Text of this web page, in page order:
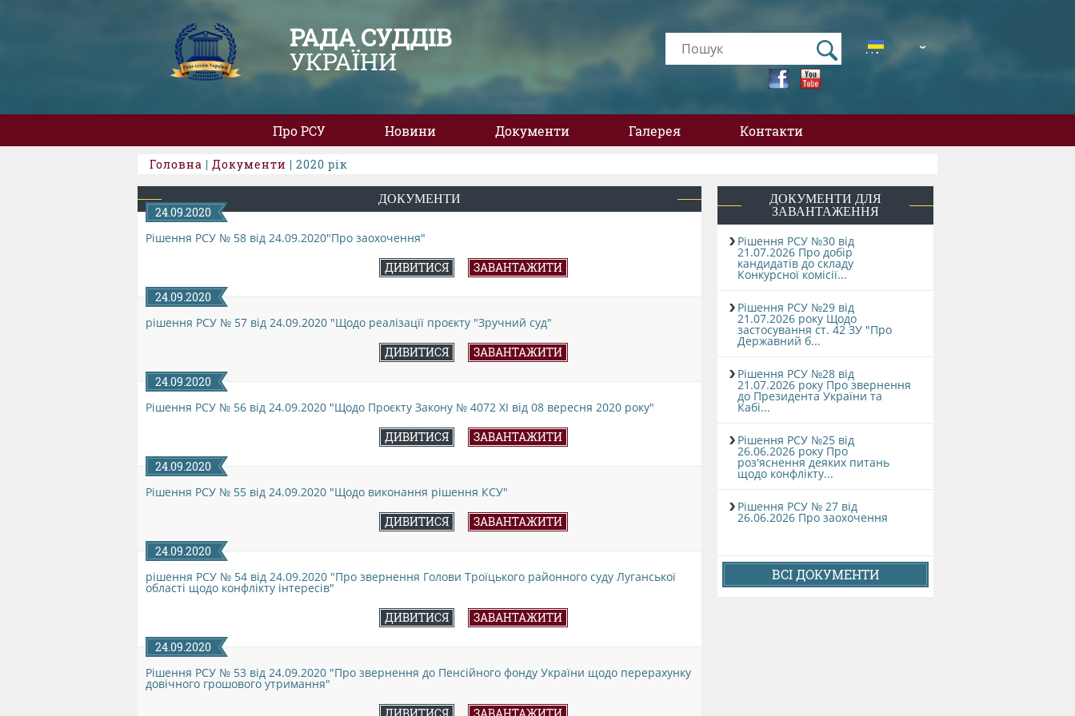
РАДА СУДДІВ
УКРАЇНИ
UA
Про РСУ Новини Документи Галерея Контакти
Головна | Документи | 2020 рік
ДОКУМЕНТИ
24.09.2020
Рішення РСУ № 58 від 24.09.2020"Про заохочення"
ДИВИТИСЯ
ЗАВАНТАЖИТИ
24.09.2020
рішення РСУ № 57 від 24.09.2020 "Щодо реалізацїї проєкту "Зручний суд"
ДИВИТИСЯ
ЗАВАНТАЖИТИ
24.09.2020
Рішення РСУ № 56 від 24.09.2020 "Щодо Проєкту Закону № 4072 ХІ від 08 вересня 2020 року"
ДИВИТИСЯ
ЗАВАНТАЖИТИ
24.09.2020
Рішення РСУ № 55 від 24.09.2020 "Щодо виконання рішення КСУ"
ДИВИТИСЯ
ЗАВАНТАЖИТИ
24.09.2020
рішення РСУ № 54 від 24.09.2020 "Про звернення Голови Троїцького районного суду Луганської
області щодо конфлікту інтересів"
ДИВИТИСЯ
ЗАВАНТАЖИТИ
24.09.2020
Рішення РСУ № 53 від 24.09.2020 "Про звернення до Пенсійного фонду України щодо перерахунку
довічного грошового утримання"
ДОКУМЕНТИ ДЛЯ
ЗАВАНТАЖЕННЯ
Рішення РСУ №30 від
21.07.2026 Про добір
кандидатів до складу
Конкурсної комісії...
Рішення РСУ №29 від
21.07.2026 року Щодо
застосування ст. 42 ЗУ "Про
Державний б...
Рішення РСУ №28 від
21.07.2026 року Про звернення
до Президента України та
Кабі...
Рішення РСУ №25 від
26.06.2026 року Про
роз'яснення деяких питань
щодо конфлікту...
Рішення РСУ № 27 від
26.06.2026 Про заохочення
ВСІ ДОКУМЕНТИ